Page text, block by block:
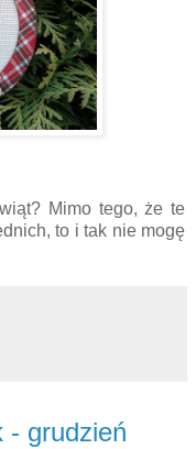
Mimo tego, że te
to i tak nie mogę
- grudzień